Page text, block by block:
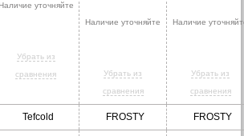
Наличие уточняйте
Убрать из
сравнения
Наличие уточняйте
Убрать из
сравнения
Наличие
Убрать из
сравнения
Tefcold FROSTY FROSTY